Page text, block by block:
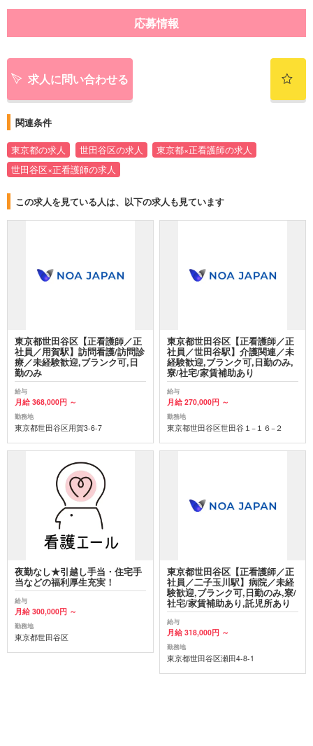
応募情報
求人に問い合わせる
関連条件
東京都の求人 世田谷区の求人
東京都×正看護師の求人
世田谷区×正看護師の求人
この求人を見ている人は、以下の求人も見ています
東京都世田谷区【正看護師／正
社員／用賀駅】訪問看護/訪問診
療／未経験歓迎,ブランク可,日
勤のみ
給与
月給 368,000円 ～
勤務地
東京都世田谷区用賀3-6-7
東京都世田谷区【正看護師／正
社員／世田谷駅】介護関連／未
経験歓迎,ブランク可,日勤のみ,
寮/社宅/家賃補助あり
給与
月給 270,000円 ～
勤務地
東京都世田谷区世田谷１−１６−２
夜勤なし★引越し手当・住宅手
当などの福利厚生充実！
給与
月給 300,000円 ～
勤務地
東京都世田谷区
東京都世田谷区【正看護師／正
社員／二子玉川駅】病院／未経
験歓迎,ブランク可,日勤のみ,寮/
社宅/家賃補助あり,託児所あり
給与
月給 318,000円 ～
勤務地
東京都世田谷区瀬田4-8-1